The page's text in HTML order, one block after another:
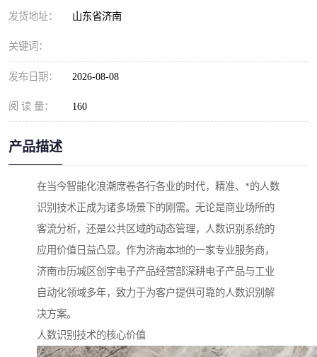
发货地址： 山东省济南
关键词：
发布日期： 2026-08-08
阅 读 量： 160
产品描述
在当今智能化浪潮席卷各行各业的时代，精准、*的人数
识别技术正成为诸多场景下的刚需。无论是商业场所的
客流分析，还是公共区域的动态管理，人数识别系统的
应用价值日益凸显。作为济南本地的一家专业服务商，
济南市历城区创宇电子产品经营部深耕电子产品与工业
自动化领域多年，致力于为客户提供可靠的人数识别解
决方案。
人数识别技术的核心价值